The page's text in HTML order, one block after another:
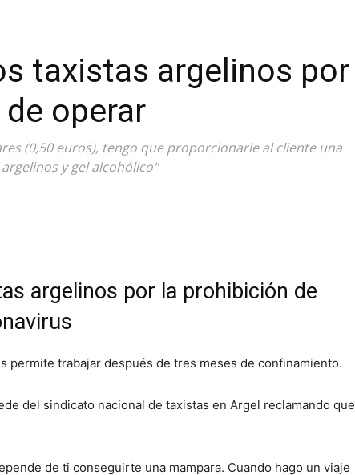
taxistas argelinos por
operar
(0,50 euros), tengo que proporcionarle al cliente una
y gel alcohólico"
argelinos por la prohibición de
permite trabajar después de tres meses de confinamiento.
del sindicato nacional de taxistas en Argel reclamando que
de ti conseguirte una mampara. Cuando hago un viaje